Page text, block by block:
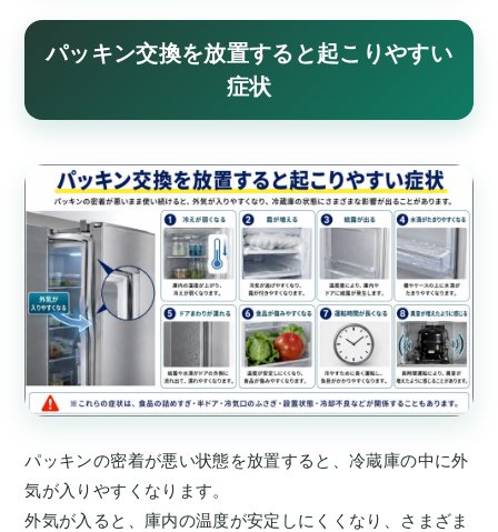
パッキン交換を放置すると起こりやすい
症状
パッキンの密着が悪い状態を放置すると、冷蔵庫の中に外
気が入りやすくなります。
外気が入ると、庫内の温度が安定しにくくなり、さまざま